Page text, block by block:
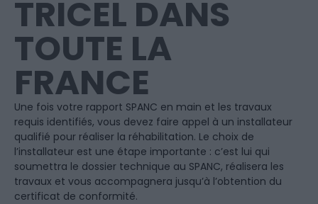
TRICEL DANS
TOUTE LA
FRANCE
Une fois votre rapport SPANC en main et les travaux
requis identifiés, vous devez faire appel à un installateur
qualifié pour réaliser la réhabilitation. Le choix de
l’installateur est une étape importante : c’est lui qui
soumettra le dossier technique au SPANC, réalisera les
travaux et vous accompagnera jusqu’à l’obtention du
certificat de conformité.